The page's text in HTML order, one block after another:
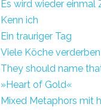
Es wird wieder einmal
Kenn ich
Ein trauriger Tag
Viele Köche
They should name
»Heart of Gold«
Mixed Metaphors mit